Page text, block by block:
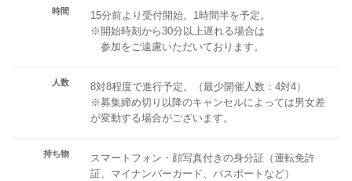
時間
15分前より受付開始。1時間半を予定。
※開始時刻から30分以上遅れる場合は
参加をご遠慮いただいております。
人数
8対8程度で進行予定。（最少開催人数：4対4）
※募集締め切り以降のキャンセルによっては男女差
が変動する場合がございます。
持ち物
スマートフォン・顔写真付きの身分証（運転免許
証、マイナンバーカード、パスポートなど）